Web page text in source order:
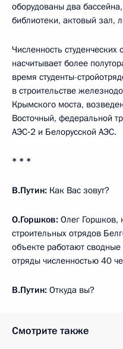
оборудованы два
библиотеки, актовый зал,
Численность
насчитывает более
время студенты-
в строительстве
Крымского моста,
Восточный, федеральной
АЭС‑2 и Белорусской АЭС.
* * *
В.Путин: Как Вас зовут?
О.Горшков: Олег Горшков,
строительных отрядов
объекте работают сводные
отряды численностью 40
В.Путин: Откуда вы?
Смотрите также